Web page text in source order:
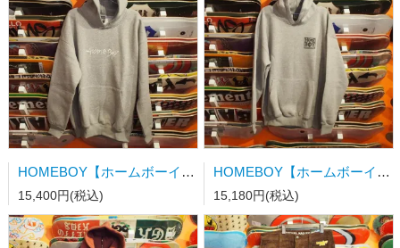
HOMEBOY【ホームボーイ】PENCIL Hood GREY HEATHER
15,400円(税込)
HOMEBOY【ホームボーイ】OLD SCHOOL Hood GREY HEATHER
15,180円(税込)